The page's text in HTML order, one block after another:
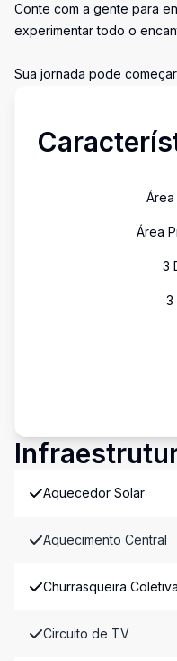
Conte com a gente para
experimentar todo o
Sua jornada pode
Área
Área
3
3
Aquecedor Solar
Aquecimento Central
Churrasqueira Coletiva
Circuito de TV